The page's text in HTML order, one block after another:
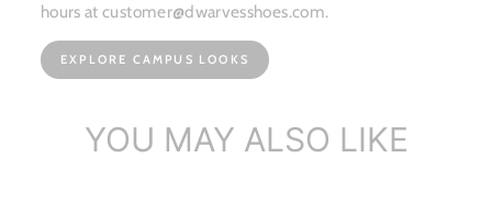
hours at customer@dwarvesshoes.com.
EXPLORE CAMPUS LOOKS
YOU MAY ALSO LIKE